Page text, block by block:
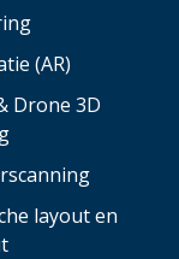
(AR)
Drone 3D
layout en